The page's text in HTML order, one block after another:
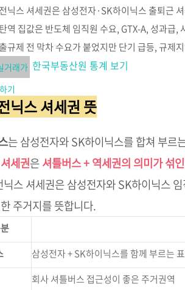
닉스 셔세권은 삼성전자·SK하이닉스 출퇴근
역 집값은 반도체 임직원 수요, GTX-A, 성과급
규제 전 막차 수요가 붙었지만 단기 급등, 규제
거래가
기
한국부동산원 통계 보기
닉스 셔세권 뜻
는 삼성전자와 SK하이닉스를 합쳐 부르
셔세권은셔틀버스 + 역세권의 의미가 섞
닉스 셔세권은 삼성전자와 SK하이닉스
주거지를 뜻합니다.
삼성전자 + SK하이닉스를 함께 부르는
회사 셔틀버스 접근성이 좋은 주거권역